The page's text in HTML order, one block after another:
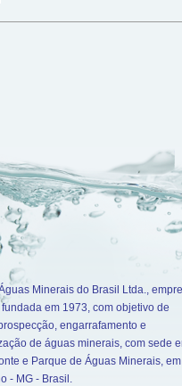
Minerais do Brasil Ltda.,
em 1973, com objetivo de
engarrafamento e
de águas minerais, com sede
e Parque de Águas Minerais, em
- MG - Brasil.